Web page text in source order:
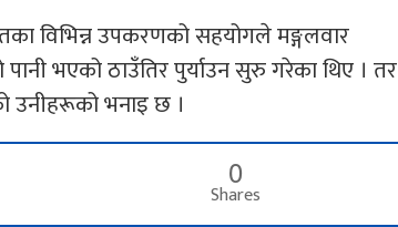
विभिन्न उपकरणको सहयोगले मङ्गलवार
भएको ठाउँतिर पुर्याउन सुरु गरेका थिए । तर
उनीहरूको भनाइ छ ।
0
Shares